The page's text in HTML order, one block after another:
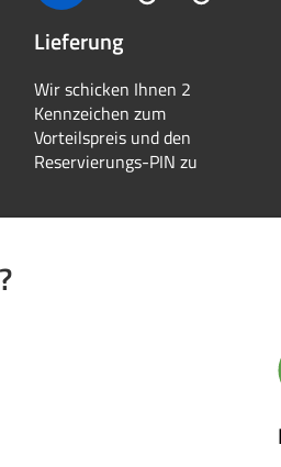
Lieferung
Wir schicken Ihnen 2
Kennzeichen zum
Vorteilspreis und den
Reservierungs-PIN zu